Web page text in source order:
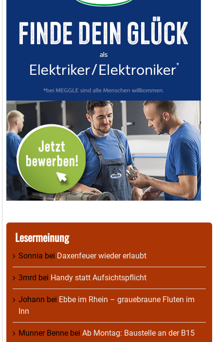
Lesermeinung
Sonnia bei Daxenfeuer wieder erlaubt
3mrd bei Handy statt Aufsichtspflicht
Johann bei Ebbe im Rhein – grauebraune Fluten im
Inn
Munner Benne bei Ab Montag: Baustelle an der B15